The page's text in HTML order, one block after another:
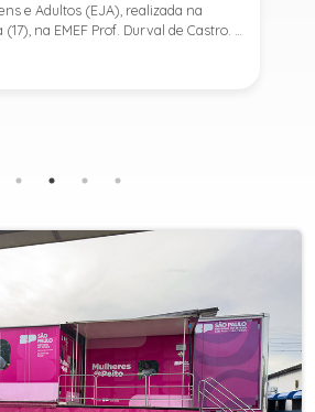
e Adultos (EJA), realizada na
na EMEF Prof. Durval de Castro. A
a conclusão dos estudos de 53
a história ao marcar a primeira
acesso à educação e oferecendo uma
última turma da Educação de
pelo município foi em 2016,
Barras e, a partir de agosto de 2025,
ampliação. Em parceria
passou a disponibilizar também
II (6º ao 9º ano) e o Ensino
significativamente as oportunidades
adultos concluam sua formação.A